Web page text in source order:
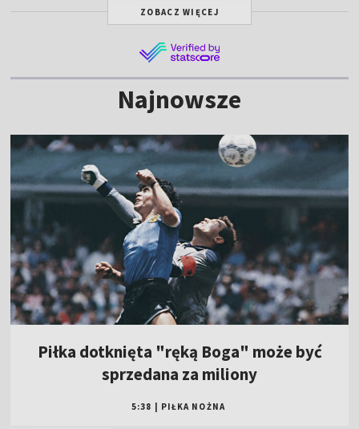
ZOBACZ WIĘCEJ
Najnowsze
Piłka dotknięta "ręką Boga" może być
sprzedana za miliony
5:38 PIŁKA NOŻNA